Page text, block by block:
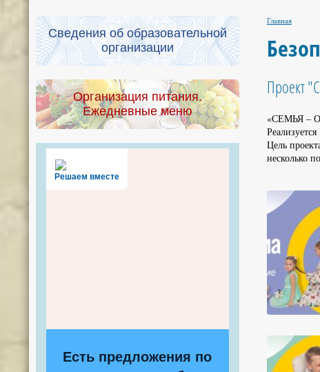
Сведения об образовательной
организации
Организация питания.
Ежедневные меню
Решаем вместе
Есть предложения по
Главная
Проект
«СЕМЬЯ –
Цель
несколько